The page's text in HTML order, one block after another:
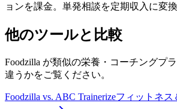
ョンを課金。単発相談を定期収入に変換
他のツールと比較
Foodzilla が類似の栄養・コーチングプ
違うかをご覧ください。
Foodzilla vs. ABC Trainerizeフィットネス